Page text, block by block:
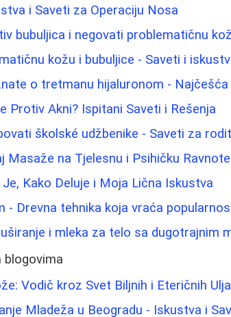
i Saveti za Operaciju Nosa
bubuljica i negovati problematičnu
kožu i bubuljice - Saveti i
o tretmanu hijaluronom -
Protiv Akni? Ispitani Saveti i Rešenja
školské udžbenike - Saveti za
Masaže na Tjelesnu i Psihičku
Kako Deluje i Moja Lična Iskustva
- Drevna tehnika koja vraća
i mleka za telo sa dugotrajnim
blogovima
Vodič kroz Svet Biljnih i Eteričnih Ulja
Mladeža u Beogradu - Iskustva i